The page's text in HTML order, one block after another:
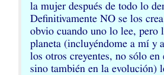
la mujer después de todo lo
DefinitivamenteNO se los
obvio cuando uno lo lee, pero
planeta (incluyéndome a mí y
los otros creyentes, no sólo en
sino también en la evolución)